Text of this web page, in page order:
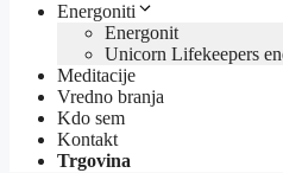
Energoniti
Energonit
Unicorn Lifekeepers
Meditacije
Vredno branja
Kdo sem
Kontakt
Trgovina